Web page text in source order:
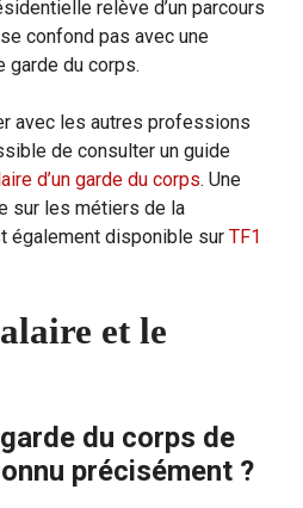
relève d’un parcours
confond pas avec une
garde du corps.
avec les autres professions
de consulter un guide
d’un garde du corps. Une
sur les métiers de la
également disponible sur TF1
et le
du corps de
précisément ?